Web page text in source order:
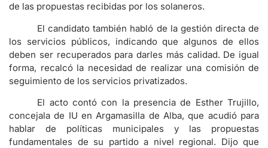
de las propuestas recibidas por los solaneros.
El candidato también habló de la gestión directa de
los servicios públicos, indicando que algunos de ellos
deben ser recuperados para darles más calidad. De igual
forma, recalcó la necesidad de realizar una comisión de
seguimiento de los servicios privatizados.
El acto contó con la presencia de Esther Trujillo,
concejala de IU en Argamasilla de Alba, que acudió para
hablar de políticas municipales y las propuestas
fundamentales de su partido a nivel regional. Dijo que